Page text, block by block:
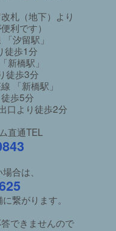
札（地下）より
利です）
汐留駅」
徒歩1分
新橋駅」
徒歩3分
「新橋駅」
歩5分
口より徒歩2分
直通TEL
合は、
繋がります。
できませんので